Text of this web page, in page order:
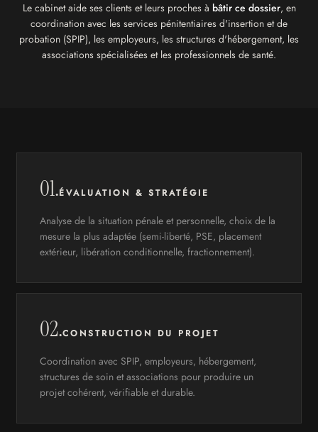
Le cabinet aide ses clients et leurs proches à bâtir ce dossier, en
coordination avec les services pénitentiaires d'insertion et de
probation (SPIP), les employeurs, les structures d'hébergement, les
associations spécialisées et les professionnels de santé.
01.ÉVALUATION & STRATÉGIE
Analyse de la situation pénale et personnelle, choix de la
mesure la plus adaptée (semi-liberté, PSE, placement
extérieur, libération conditionnelle, fractionnement).
02.CONSTRUCTION DU PROJET
Coordination avec SPIP, employeurs, hébergement,
structures de soin et associations pour produire un
projet cohérent, vérifiable et durable.